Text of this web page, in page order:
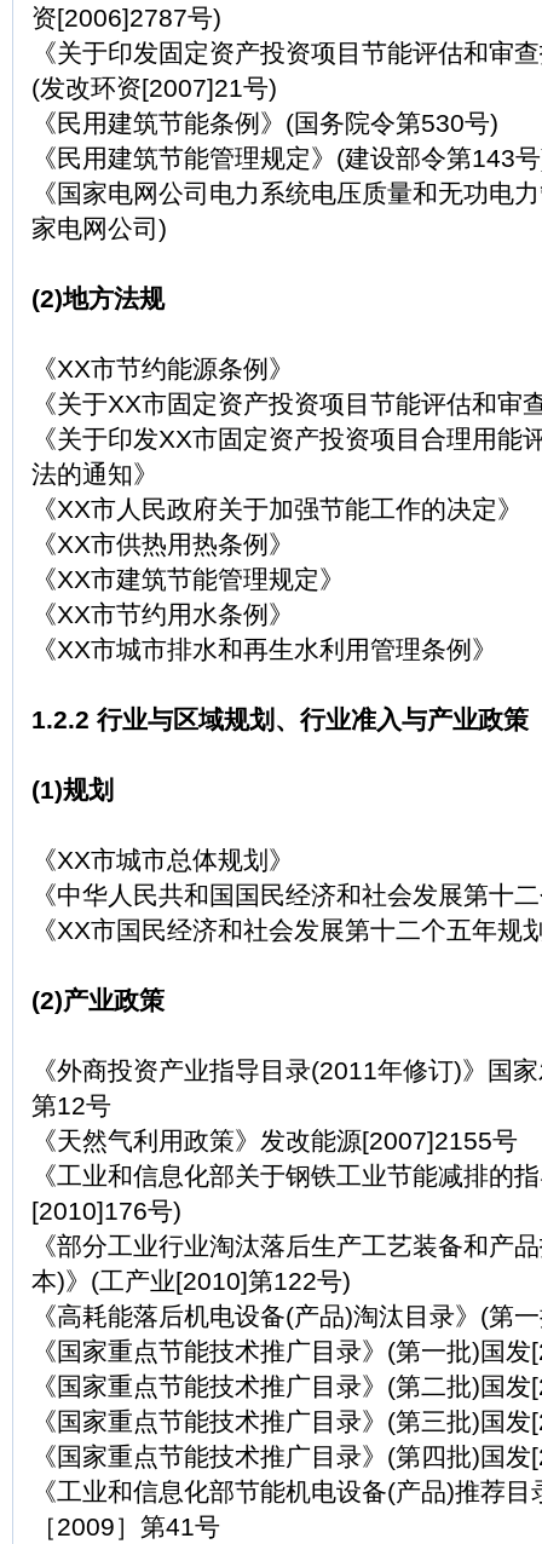
资[2006]2787号)
《关于印发固定资产投资项目节能评估和审
(发改环资[2007]21号)
《民用建筑节能条例》(国务院令第530号)
《民用建筑节能管理规定》(建设部令第143
《国家电网公司电力系统电压质量和无功电
家电网公司)
(2)地方法规
《XX市节约能源条例》
《关于XX市固定资产投资项目节能评估和审
《关于印发XX市固定资产投资项目合理用能
法的通知》
《XX市人民政府关于加强节能工作的决定》
《XX市供热用热条例》
《XX市建筑节能管理规定》
《XX市节约用水条例》
《XX市城市排水和再生水利用管理条例》
1.2.2 行业与区域规划、行业准入与产业政策
(1)规划
《XX市城市总体规划》
《中华人民共和国国民经济和社会发展第十
《XX市国民经济和社会发展第十二个五年规
(2)产业政策
《外商投资产业指导目录(2011年修订)》国
第12号
《天然气利用政策》发改能源[2007]2155号
《工业和信息化部关于钢铁工业节能减排的
[2010]176号)
《部分工业行业淘汰落后生产工艺装备和产
本)》(工产业[2010]第122号)
《高耗能落后机电设备(产品)淘汰目录》(第
《国家重点节能技术推广目录》(第一批)国
《国家重点节能技术推广目录》(第二批)国
《国家重点节能技术推广目录》(第三批)国
《国家重点节能技术推广目录》(第四批)国
《工业和信息化部节能机电设备(产品)推荐
［2009］第41号